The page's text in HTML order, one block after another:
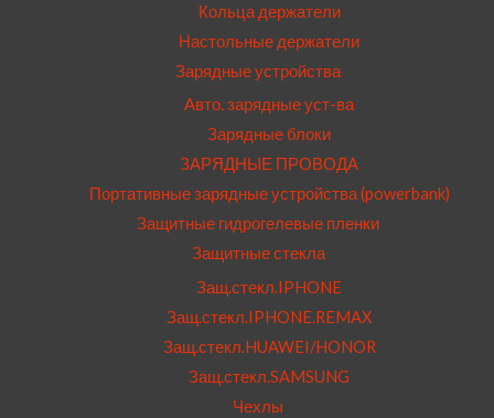
Кольца держатели
Настольные держатели
Зарядные устройства
Авто. зарядные уст-ва
Зарядные блоки
ЗАРЯДНЫЕ ПРОВОДА
Портативные зарядные устройства (powerbank)
Защитные гидрогелевые пленки
Защитные стекла
Защ.стекл.IPHONE
Защ.стекл.IPHONE.REMAX
Защ.стекл.HUAWEI/HONOR
Защ.стекл.SAMSUNG
Чехлы